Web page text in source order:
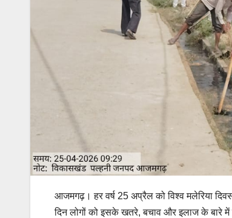
आजमगढ़। हर वर्ष 25 अप्रैल को विश्व मलेरिया
दिन लोगों को इसके खतरे, बचाव और इलाज के बारे में